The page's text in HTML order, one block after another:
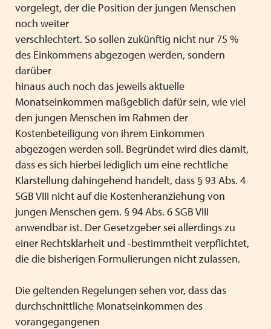
vorgelegt, der die Position der jungen Menschen
noch weiter
verschlechtert. So sollen zukünftig nicht nur 75 %
des Einkommens abgezogen werden, sondern
darüber
hinaus auch noch das jeweils aktuelle
Monatseinkommen maßgeblich dafür sein, wie viel
den jungen Menschen im Rahmen der
Kostenbeteiligung von ihrem Einkommen
abgezogen werden soll. Begründet wird dies damit,
dass es sich hierbei lediglich um eine rechtliche
Klarstellung dahingehend handelt, dass § 93 Abs. 4
SGB VIII nicht auf die Kostenheranziehung von
jungen Menschen gem. § 94 Abs. 6 SGB VIII
anwendbar ist. Der Gesetzgeber sei allerdings zu
einer Rechtsklarheit und -bestimmtheit verpflichtet,
die die bisherigen Formulierungen nicht zulassen.
Die geltenden Regelungen sehen vor, dass das
durchschnittliche Monatseinkommen des
vorangegangenen